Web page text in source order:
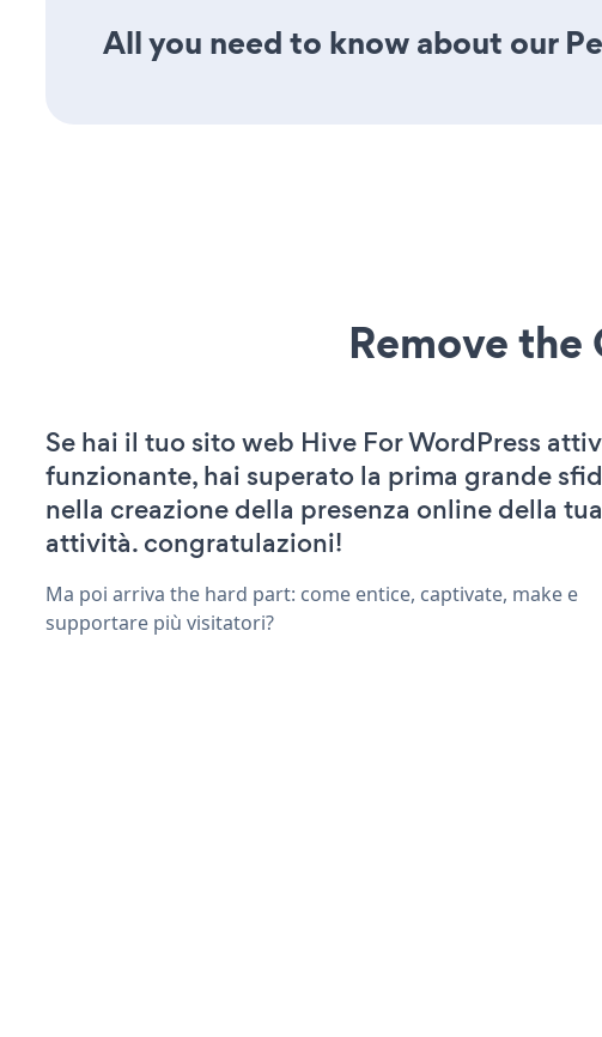
All you need to know about our
Remove the
Se hai il tuo sito web Hive For WordPress
funzionante, hai superato la prima grande
nella creazione della presenza online della tua
attività. congratulazioni!
Ma poi arriva the hard part: come entice, captivate, make e
supportare più visitatori?